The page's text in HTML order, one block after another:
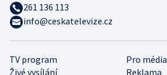
TV program
Pro média
Živé vysílání
Reklama
261 136 113
info@ceskatelevize.cz